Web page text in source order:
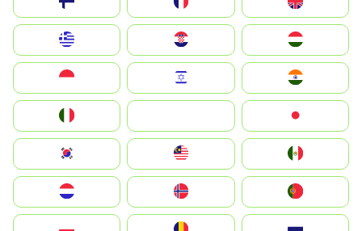
Magyarország
South Korea